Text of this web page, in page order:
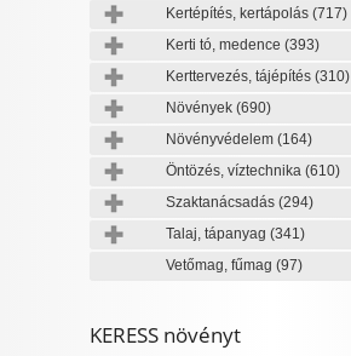
Kertépítés, kertápolás (717)
Kerti tó, medence (393)
Kerttervezés, tájépítés (310)
Növények (690)
Növényvédelem (164)
Öntözés, víztechnika (610)
Szaktanácsadás (294)
Talaj, tápanyag (341)
Vetőmag, fűmag (97)
KERESS növényt